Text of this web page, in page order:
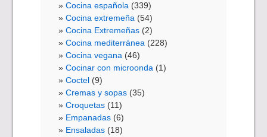
Cocina española (339)
Cocina extremeña (54)
Cocina Extremeñas (2)
Cocina mediterránea (228)
Cocina vegana (46)
Cocinar con microonda (1)
Coctel (9)
Cremas y sopas (35)
Croquetas (11)
Empanadas (6)
Ensaladas (18)